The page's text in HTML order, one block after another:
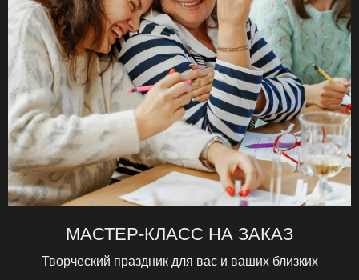
МАСТЕР-КЛАСС НА ЗАКАЗ
Творческий праздник для вас и ваших близких